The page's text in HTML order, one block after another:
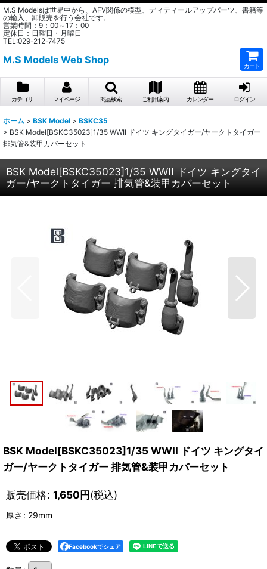
M.S Modelsは世界中から、AFV関係の模型、ディティールアップパーツ、書籍等
の輸入、卸販売を行う会社です。
営業時間：9：00～17：00
定休日：日曜日・月曜日
TEL:029-212-7475
M.S Models Web Shop
カート
カテゴリ マイページ 商品検索 ご利用案内 カレンダー ログイン
ホーム > BSK Model > BSKC35
> BSK Model[BSKC35023]1/35 WWII ドイツ キングタイガー/ヤークトタイガー
排気管&装甲カバーセット
BSK Model[BSKC35023]1/35 WWII ドイツ キングタイ
ガー/ヤークトタイガー 排気管&装甲カバーセット
BSK Model[BSKC35023]1/35 WWII ドイツ キングタイ
ガー/ヤークトタイガー 排気管&装甲カバーセット
販売価格: 1,650円(税込)
厚さ : 29mm
Facebookでシェア